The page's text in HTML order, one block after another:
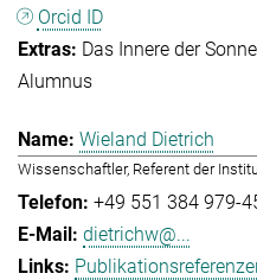
Orcid ID
Das Innere der
Alumnus
Wieland Dietrich
Wissenschaftler, Referent der
+49 551 384 979-
dietrichw@...